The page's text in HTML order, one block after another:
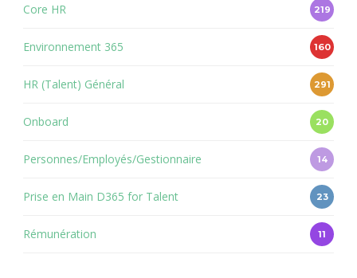
Core HR 219
Environnement 365 160
HR (Talent) Général 291
Onboard 20
Personnes/Employés/Gestionnaire 14
Prise en Main D365 for Talent 23
Rémunération 11